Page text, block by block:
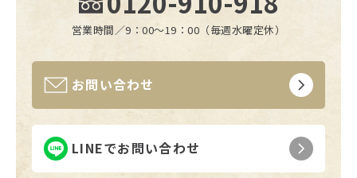
営業時間／9：00〜19：00（毎週水曜定休）
お問い合わせ
LINEでお問い合わせ